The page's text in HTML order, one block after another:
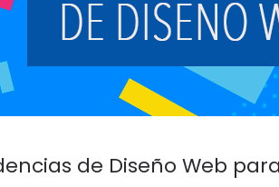
de Diseño Web